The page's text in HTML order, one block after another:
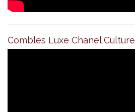
Combles Luxe Chanel Culture